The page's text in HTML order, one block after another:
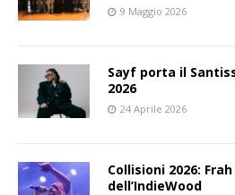
9 Maggio 2026
Sayf porta il
2026
24 Aprile 2026
Collisioni 2026:
dell’IndieWood